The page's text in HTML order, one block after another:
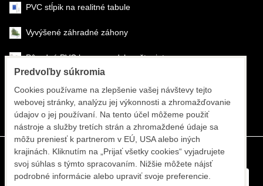
PVC stĺpik na realitné tabule
Vyvýšené záhradné záhony
Pôrodné PVC boxy na odchov šteniat
Športové systémy
Predvoľby súkromia
Cookies používame na zlepšenie vašej návštevy tejto
webovej stránky, analýzu jej výkonnosti a zhromažďovanie
údajov o jej používaní. Na tento účel môžeme použiť
nástroje a služby tretích strán a zhromaždené údaje sa
môžu preniesť k partnerom v EÚ, USA alebo iných
krajinách. Kliknutím na „Prijať všetky cookies“ vyjadrujete
svoj súhlas s týmto spracovaním. Nižšie môžete nájsť
podrobné informácie alebo upraviť svoje preferencie.